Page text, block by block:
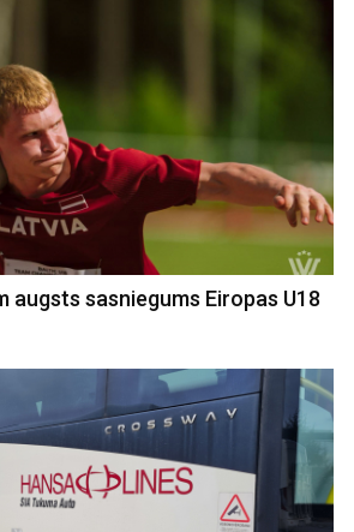
augsts sasniegums Eiropas U18